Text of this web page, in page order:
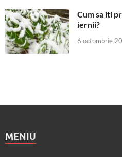
Cum sa iti
iernii?
6 octombrie
MENIU